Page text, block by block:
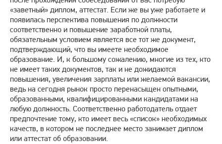
«заветный» диплом, аттестат. Если же вы уже работаете и
появилась перспектива повышения по должности
соответственно и повышение заработной платы,
обязательным условием является все тот же документ,
подтверждающий, что вы имеете необходимое
образование. И, к большому сожалению, многие из тех, кто
не имеет таких документов, так и не дожидаются
повышения, увеличения зарплаты или желаемой вакансии,
ведь на сегодня рынок просто перенасыщен опытными,
образованными, квалифицированными кандидатами на
любую должность. Соответственно работодатель отдает
предпочтение тому, кто имеет весь «список» необходимых
качеств, в котором не последнее место занимает диплом
или аттестат об образовании.